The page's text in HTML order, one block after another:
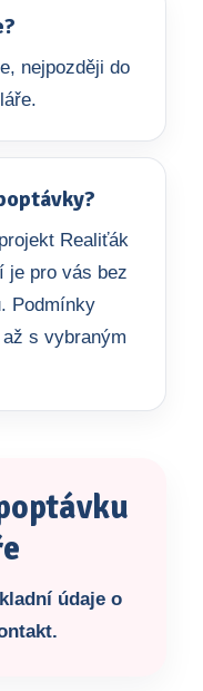
nejpozději do
Realiťák
je pro vás bez
Podmínky
s vybraným
údaje o